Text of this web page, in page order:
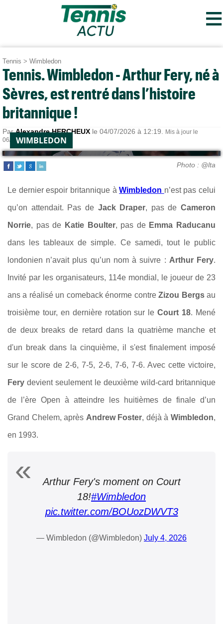
≡
Tennis > Wimbledon
Tennis. Wimbledon - Arthur Fery, né à
Sèvres, est rentré dans l’histoire
britannique !
ParAlexandre HERCHEUX le 04/07/2026 à 12:19.
Mis à jour le
06/07/2026 à 13:08.
WIMBLEDON
Photo : @lta
Le dernier espoir britannique àWimbledon n’est pas celui
qu’on attendait. Pas de Jack Draper, pas de Cameron
Norrie, pas de Katie Boulter, pas de Emma Raducanu
dans les tableaux de simple. Ce samedi, tout le public
londonien n’avait plus qu’un nom à suivre : Arthur Fery.
Invité par les organisateurs, 114e mondial, le joueur de 23
ans a réalisé un comeback énorme contreZizou Bergsau
troisième tour, en dernière rotation sur leCourt 18. Mené
de deux breaks de retard dans la quatrième manche et
d'un break dans la cinquième, il s'est finalement imposé
sur le score de 2-6, 7-5, 2-6, 7-6, 7-6. Avec cettevictoire,
Fery devient seulement le deuxième wild-card britannique
de l’ère Open à atteindre les huitièmes de finale d’un
Grand Chelem, après Andrew Foster, déjà àWimbledon,
en 1993.
Arthur Fery's moment on Court
18!#Wimbledon
pic.twitter.com/BOUozDWVT3
— Wimbledon (@Wimbledon) July 4, 2026